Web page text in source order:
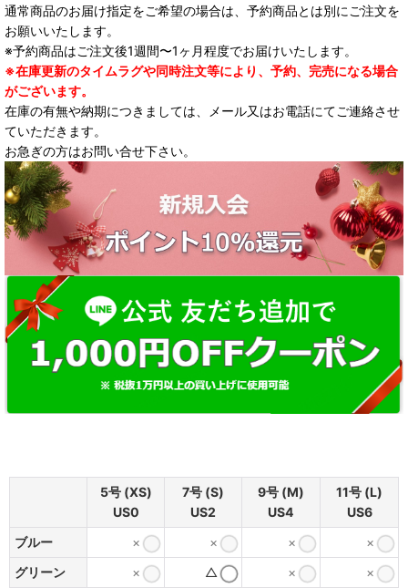
通常商品のお届け指定をご希望の場合は、予約商品とは別にご注文を
お願いいたします。
※予約商品はご注文後1週間〜1ヶ月程度でお届けいたします。
※在庫更新のタイムラグや同時注文等により、予約、完売になる場合
がございます。
在庫の有無や納期につきましては、メール又はお電話にてご連絡させ
ていただきます。
お急ぎの方はお問い合せ下さい。
5号 (XS)
US0
7号 (S)
US2
9号 (M)
US4
11号 (L)
US6
ブルー
× × ×
×
グリーン
× △ × ×